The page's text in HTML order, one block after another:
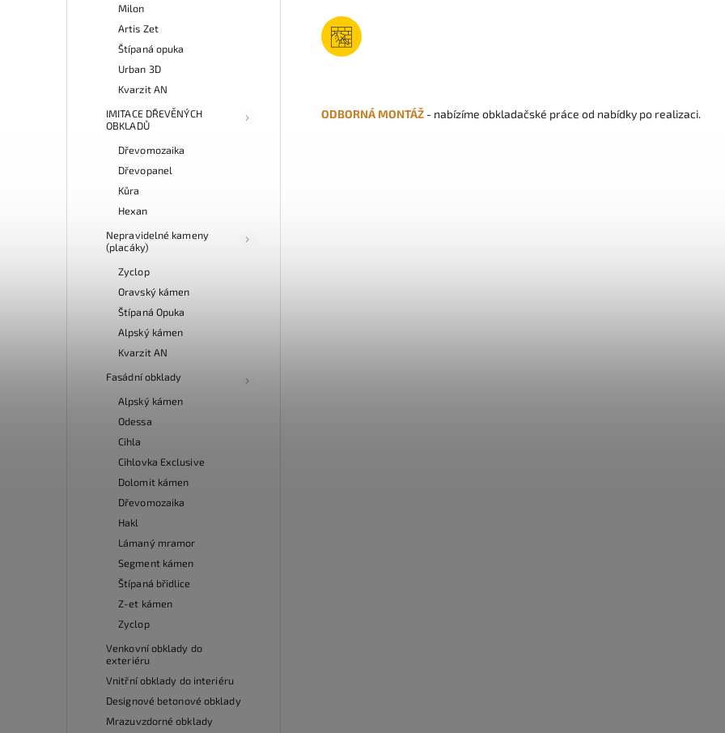
Milon
Artis Zet
Štípaná opuka
Urban 3D
Kvarzit AN
IMITACE DŘEVĚNÝCH
OBKLADŮ
Dřevomozaika
Dřevopanel
Kůra
Hexan
Nepravidelné kameny
(placáky)
Zyclop
Oravský kámen
Štípaná Opuka
Alpský kámen
Kvarzit AN
Fasádní obklady
Alpský kámen
Odessa
Cihla
Cihlovka Exclusive
Dolomit kámen
Dřevomozaika
Hakl
Lámaný mramor
Segment kámen
Štípaná břidlice
Z-et kámen
Zyclop
Venkovní obklady do
exteriéru
Vnitřní obklady do interiéru
Designové betonové obklady
Mrazuvzdorné obklady
ODBORNÁ MONTÁŽ - nabízíme obkladačské práce od nabídky po realizaci.